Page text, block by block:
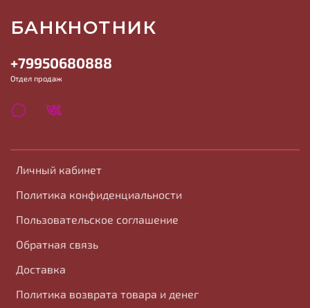
Личный кабинет
Политика конфиденциальности
Пользовательское соглашение
Обратная связь
Доставка
Политика возврата товара и денег
+79950680888
Отдел продаж
БАНКНОТНИК